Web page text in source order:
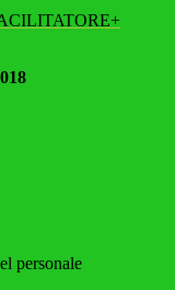
personale